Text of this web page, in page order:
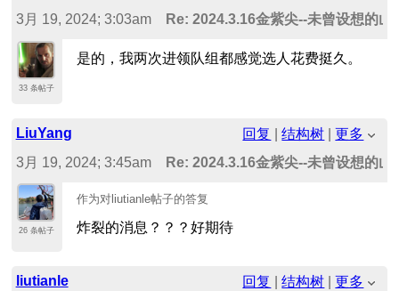
3月 19, 2024; 3:03am
Re: 2024.3.16金紫尖--未曾设想的山
33 条帖子
是的，我两次进领队组都感觉选人花费挺久。
LiuYang 回复 |结构树 |更多
3月 19, 2024; 3:45am
Re: 2024.3.16金紫尖--未曾设想的山
26 条帖子
作为对liutianle帖子的答复
炸裂的消息？？？好期待
liutianle 回复 |结构树 |更多